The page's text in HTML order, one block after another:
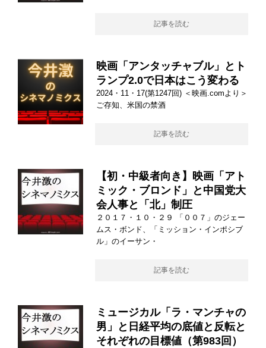
記事を読む
映画「アンタッチャブル」とト
ランプ2.0で日本はこう変わる
2024・11・17(第1247回) ＜映画.comより＞
ご存知、米国の禁酒
記事を読む
【初・中級者向き】映画「アト
ミック・ブロンド」と中国党大
会人事と「北」制圧
２０１７・１０・２９ 「００７」のジェー
ムス・ボンド、「ミッション・インポシブ
ル」のイーサン・
記事を読む
ミュージカル「ラ・マンチャの
男」と日経平均の底値と反転と
それぞれの目標値（第983回）